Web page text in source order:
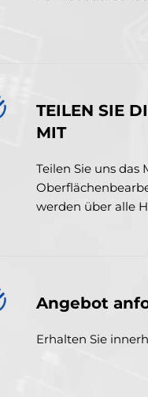
TEILEN SIE
MIT
Teilen Sie uns das
werden über alle
Angebot
Erhalten Sie